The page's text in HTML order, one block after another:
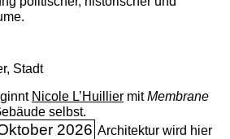
Stadt
Nicole L’Huilliermit ­Membrane
selbst.
2026 Architektur wird hier